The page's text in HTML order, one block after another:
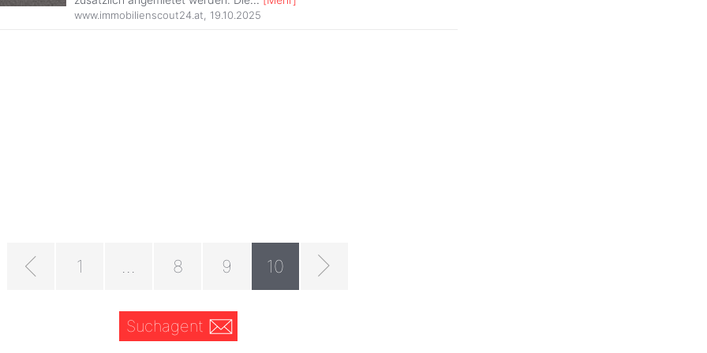
www.immobilienscout24.at 19.10.2025
1 8 9 10
Suchagent